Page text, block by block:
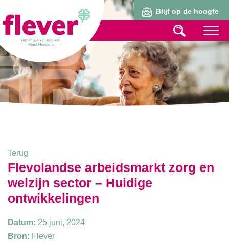
Blijf op de hoogte
Terug
Flevolandse arbeidsmarkt zorg en
welzijn sector – Huidige
ontwikkelingen
Datum: 25 juni, 2024
Bron: Flever